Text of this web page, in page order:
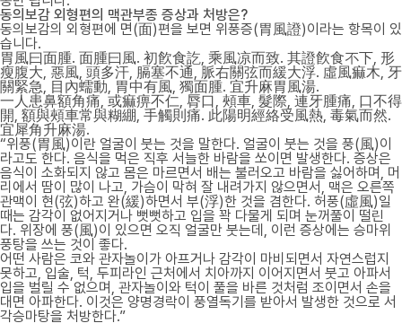
동의보감 외형편의 맥관부종 증상과 처방은?
동의보감의 외형편에 면(面)편을 보면 위풍증(胃風證)이라는 항목이 있
습니다.
胃風曰面腫. 面腫曰風. 初飮食訖, 乘風凉而致. 其證飮食不下, 形
瘦腹大, 惡風, 頭多汗, 膈塞不通, 脈右關弦而緩大浮. 虛風痲木, 牙
關緊急, 目內蠕動, 胃中有風, 獨面腫. 宜升麻胃風湯.
一人患鼻額角痛, 或痲痹不仁, 脣口, 頰車, 髮際, 連牙腫痛, 口不得
開, 額與頰車常與糊綳, 手觸則痛. 此陽明經絡受風熱, 毒氣而然.
宜犀角升麻湯.
“위풍(胃風)이란 얼굴이 붓는 것을 말한다. 얼굴이 붓는 것을 풍(風)이
라고도 한다. 음식을 먹은 직후 서늘한 바람을 쏘이면 발생한다. 증상은
음식이 소화되지 않고 몸은 마르면서 배는 불러오고 바람을 싫어하며, 머
리에서 땀이 많이 나고, 가슴이 막혀 잘 내려가지 않으면서, 맥은 오른쪽
관맥이 현(弦)하고 완(緩)하면서 부(浮)한 것을 겸한다. 허풍(虛風)일
때는 감각이 없어지거나 뻣뻣하고 입을 꽉 다물게 되며 눈꺼풀이 떨린
다. 위장에 풍(風)이 있으면 오직 얼굴만 붓는데, 이런 증상에는 승마위
풍탕을 쓰는 것이 좋다.
어떤 사람은 코와 관자놀이가 아프거나 감각이 마비되면서 자연스럽지
못하고, 입술, 턱, 두피라인 근처에서 치아까지 이어지면서 붓고 아파서
입을 벌릴 수 없으며, 관자놀이와 턱이 풀을 바른 것처럼 조이면서 손을
대면 아파한다. 이것은 양명경락이 풍열독기를 받아서 발생한 것으로 서
각승마탕을 처방한다.”